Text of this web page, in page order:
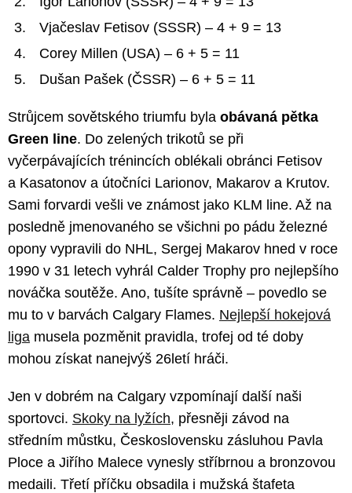
Vjačeslav Fetisov (SSSR) – 4 + 9 = 13
Corey Millen (USA) – 6 + 5 = 11
Dušan Pašek (ČSSR) – 6 + 5 = 11
Strůjcem sovětského triumfu byla obávaná pětka
Green line. Do zelených trikotů se při
vyčerpávajících trénincích oblékali obránci Fetisov
a Kasatonov a útočníci Larionov, Makarov a Krutov.
Sami forvardi vešli ve známost jako KLM line. Až na
posledně jmenovaného se všichni po pádu železné
opony vypravili do NHL, Sergej Makarov hned v roce
1990 v 31 letech vyhrál Calder Trophy pro nejlepšího
nováčka soutěže. Ano, tušíte správně – povedlo se
mu to v barvách Calgary Flames. Nejlepší hokejová
liga musela pozměnit pravidla, trofej od té doby
mohou získat nanejvýš 26letí hráči.
Jen v dobrém na Calgary vzpomínají další naši
sportovci. Skoky na lyžích, přesněji závod na
středním můstku, Československu zásluhou Pavla
Ploce a Jiřího Malece vynesly stříbrnou a bronzovou
medaili. Třetí příčku obsadila i mužská štafeta